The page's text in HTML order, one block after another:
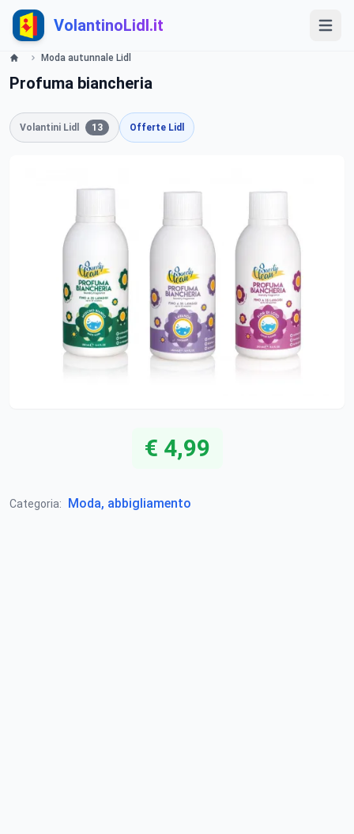
VolantinoLidl.it
Moda autunnale Lidl
Profuma biancheria
Volantini Lidl 13 Offerte Lidl
€ 4,99
Categoria: Moda, abbigliamento